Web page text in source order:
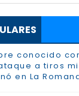
conocido
a tiros
en La